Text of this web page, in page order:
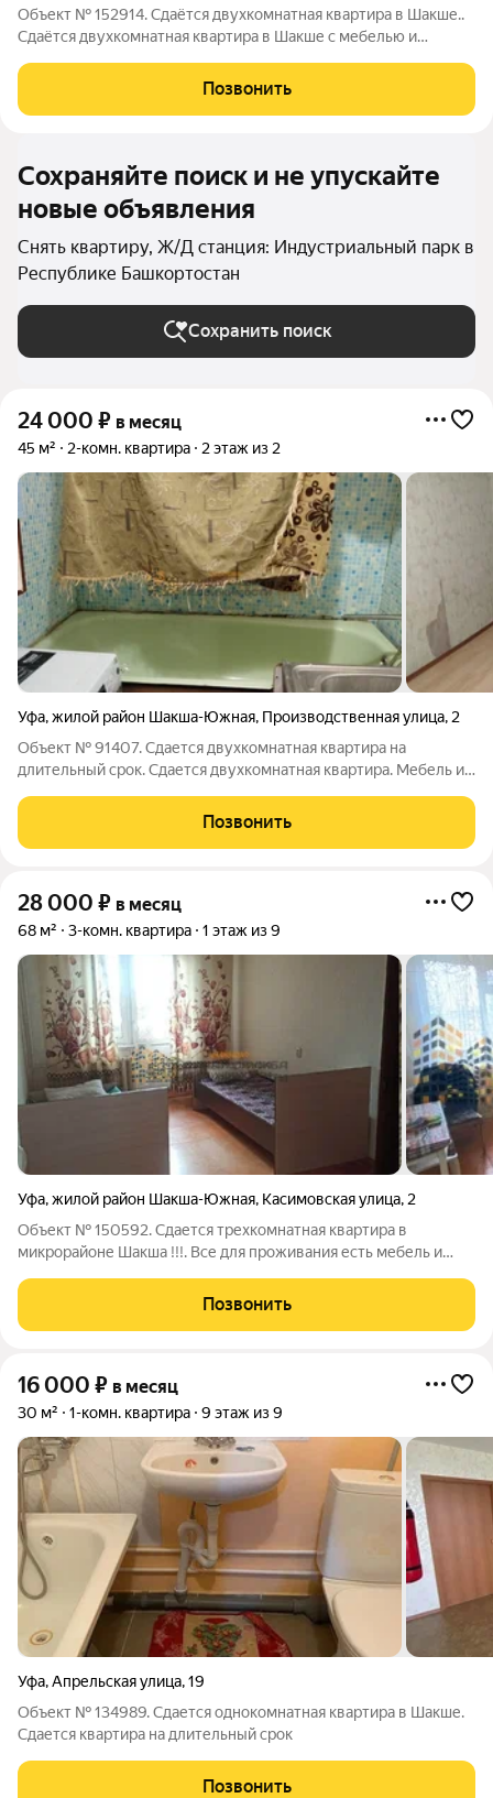
Объект № 152914. Сдаётся двухкомнатная квартира в Шакше..
Сдаётся двухкомнатная квартира в Шакше с мебелью и
Позвонить
Сохраняйте поиск и не упускайте
новые объявления
Снять квартиру, Ж/Д станция: Индустриальный парк в
Республике Башкортостан
Сохранить поиск
24 000 ₽ в месяц
45 м² 2-комн. квартира 2 этаж из 2
Уфа,жилой район Шакша-Южная, Производственная улица, 2
Объект № 91407. Сдается двухкомнатная квартира на
длительный срок. Сдается двухкомнатная квартира. Мебель и
Позвонить
28 000 ₽ в месяц
68 м² 3-комн. квартира 1 этаж из 9
Уфа,жилой район Шакша-Южная, Касимовская улица, 2
Объект № 150592. Сдается трехкомнатная квартира в
микрорайоне Шакша !!!. Все для проживания есть мебель и
отдельных спальных мест. Все вопросы по телефону.
Позвонить
16 000 ₽ в месяц
30 м² 1-комн. квартира 9 этаж из 9
Уфа,Апрельская улица,19
Объект № 134989. Сдается однокомнатная квартира в Шакше.
Сдается квартира на длительный срок
Позвонить